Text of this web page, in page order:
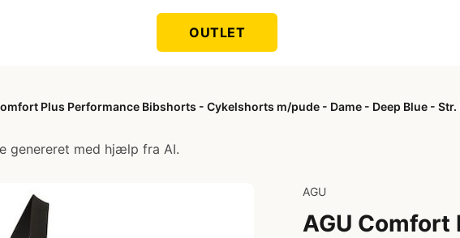
OUTLET
Plus Performance Bibshorts - Cykelshorts m/pude - Dame - Deep Blue - Str.
genereret med hjælp fra AI.
AGU
AGU